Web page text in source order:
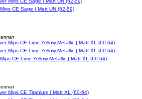
CE Sage | Matt UN (52-59)
CE Lime Yellow Metallic | Matt XL (60-64)